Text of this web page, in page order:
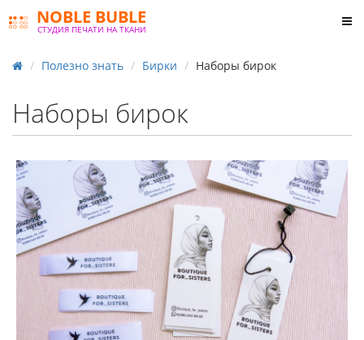
NOBLE BUBLE
СТУДИЯ ПЕЧАТИ НА ТКАНИ
Полезно знать Бирки Наборы бирок
Наборы бирок